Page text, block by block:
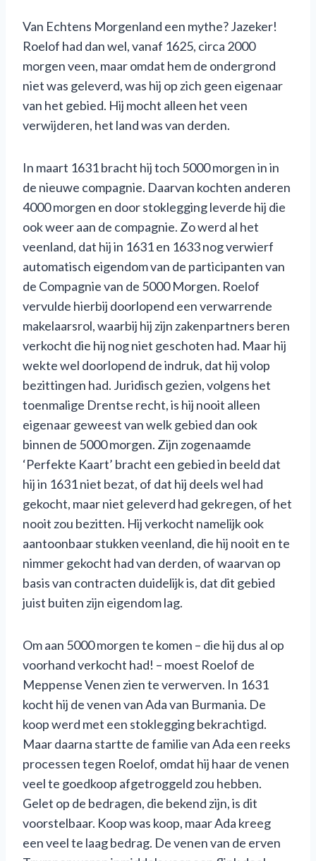
Van Echtens Morgenland een mythe? Jazeker!
Roelof had dan wel, vanaf 1625, circa 2000
morgen veen, maar omdat hem de ondergrond
niet was geleverd, was hij op zich geen eigenaar
van het gebied. Hij mocht alleen het veen
verwijderen, het land was van derden.
In maart 1631 bracht hij toch 5000 morgen in in
de nieuwe compagnie. Daarvan kochten anderen
4000 morgen en door stoklegging leverde hij die
ook weer aan de compagnie. Zo werd al het
veenland, dat hij in 1631 en 1633 nog verwierf
automatisch eigendom van de participanten van
de Compagnie van de 5000 Morgen. Roelof
vervulde hierbij doorlopend een verwarrende
makelaarsrol, waarbij hij zijn zakenpartners beren
verkocht die hij nog niet geschoten had. Maar hij
wekte wel doorlopend de indruk, dat hij volop
bezittingen had. Juridisch gezien, volgens het
toenmalige Drentse recht, is hij nooit alleen
eigenaar geweest van welk gebied dan ook
binnen de 5000 morgen. Zijn zogenaamde
‘Perfekte Kaart’ bracht een gebied in beeld dat
hij in 1631 niet bezat, of dat hij deels wel had
gekocht, maar niet geleverd had gekregen, of het
nooit zou bezitten. Hij verkocht namelijk ook
aantoonbaar stukken veenland, die hij nooit en te
nimmer gekocht had van derden, of waarvan op
basis van contracten duidelijk is, dat dit gebied
juist buiten zijn eigendom lag.
Om aan 5000 morgen te komen – die hij dus al op
voorhand verkocht had! – moest Roelof de
Meppense Venen zien te verwerven. In 1631
kocht hij de venen van Ada van Burmania. De
koop werd met een stoklegging bekrachtigd.
Maar daarna startte de familie van Ada een reeks
processen tegen Roelof, omdat hij haar de venen
veel te goedkoop afgetroggeld zou hebben.
Gelet op de bedragen, die bekend zijn, is dit
voorstelbaar. Koop was koop, maar Ada kreeg
een veel te laag bedrag. De venen van de erven